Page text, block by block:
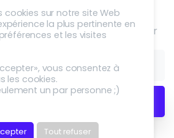
Newsletter
S’inscrire à la Newletter
cookies sur notre site Web
la plus pertinente en
et les visites
vous consentez à
les cookies.
un par personne ;)
Tout refuser